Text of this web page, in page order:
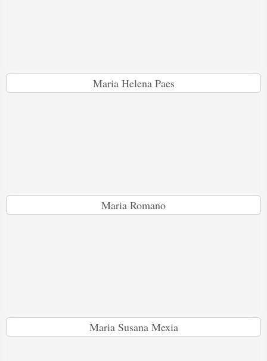
Maria Helena Paes
Maria Romano
Maria Susana Mexia